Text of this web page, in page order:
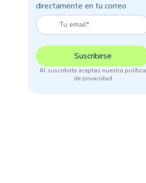
directamente en tu correo
Al suscribirte aceptas nuestra política
de privacidad